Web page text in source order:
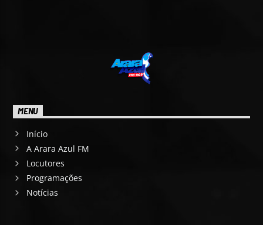
MENU
Início
A Arara Azul FM
Locutores
Programações
Notícias